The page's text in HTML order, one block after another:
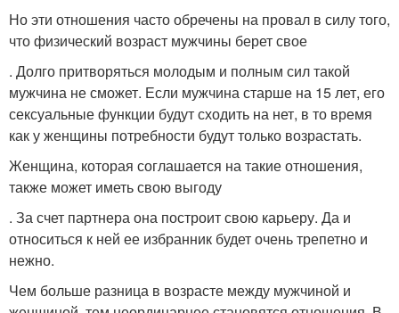
Но эти отношения часто обречены на провал в силу того,
что физический возраст мужчины берет свое
. Долго притворяться молодым и полным сил такой
мужчина не сможет. Если мужчина старше на 15 лет, его
сексуальные функции будут сходить на нет, в то время
как у женщины потребности будут только возрастать.
Женщина, которая соглашается на такие отношения,
также может иметь свою выгоду
. За счет партнера она построит свою карьеру. Да и
относиться к ней ее избранник будет очень трепетно и
нежно.
Чем больше разница в возрасте между мужчиной и